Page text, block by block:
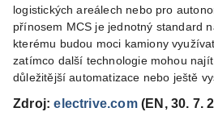
logistických areálech nebo pro
přínosem MCS je jednotný standard
kterému budou moci kamiony
zatímco další technologie mohou
důležitější automatizace nebo ještě
Zdroj:electrive.com(EN, 30. 7.